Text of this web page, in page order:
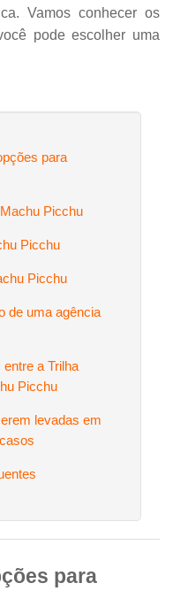
Vamos conhecer os
pode escolher uma
para
Picchu
Picchu
Picchu
de uma agência
a Trilha
Picchu
levadas em
para